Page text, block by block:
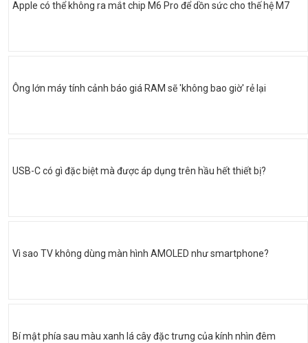
Apple có thể không ra mắt chip M6 Pro để dồn sức cho thế hệ M7
Ông lớn máy tính cảnh báo giá RAM sẽ 'không bao giờ' rẻ lại
USB-C có gì đặc biệt mà được áp dụng trên hầu hết thiết bị?
Vì sao TV không dùng màn hình AMOLED như smartphone?
Bí mật phía sau màu xanh lá cây đặc trưng của kính nhìn đêm